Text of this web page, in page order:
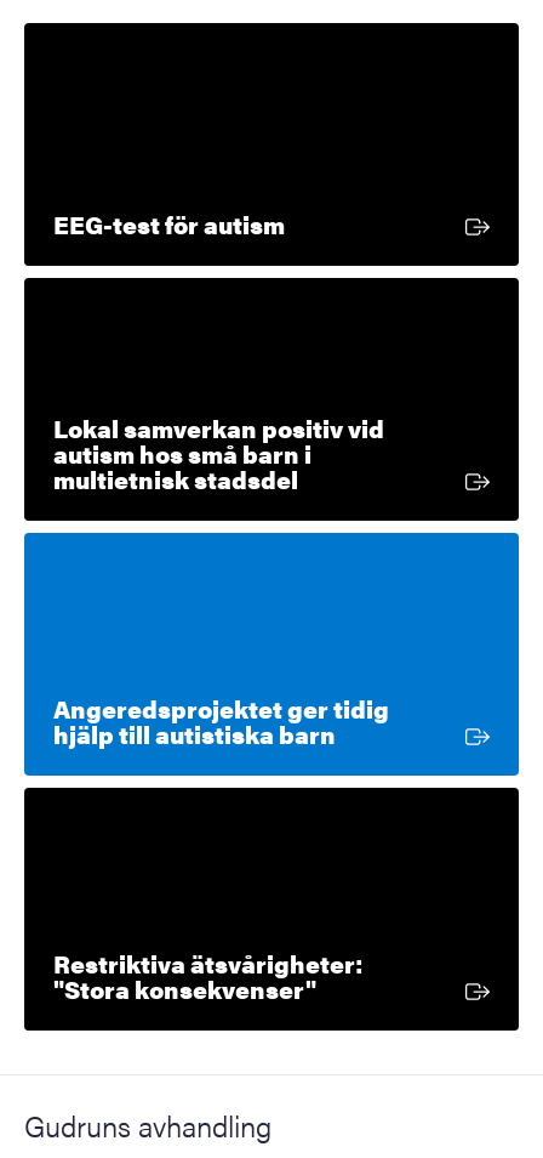
EEG-test för autismExtern länk
Lokal samverkan positiv vid
autism hos små barn i
multietnisk stadsdel
Angeredsprojektet ger tidig
hjälp till autistiska barn Extern länk
Restriktiva ätsvårigheter:
"Stora konsekvenser"Extern länk
Gudruns avhandling